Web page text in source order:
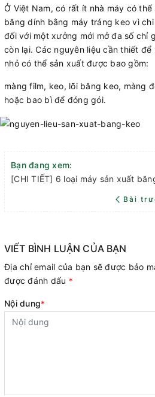
Ở Việt Nam, có rất ít nhà máy có
băng dính bằng máy tráng keo vì
đối với một xưởng mới mở đa số chỉ
còn lại. Các nguyên liệu cần thiết
nhỏ có thể sản xuất được bao gồm:
màng film, keo, lõi băng keo, màng
hoặc bao bì để đóng gói.
Bạn đang xem:
[CHI TIẾT] 6 loại máy sản xuất
Bài
VIẾT BÌNH LUẬN CỦA BẠN
Địa chỉ email của bạn sẽ được bảo
được đánh dấu *
Nội dung*